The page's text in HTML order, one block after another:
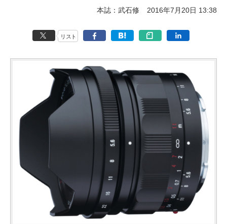
本誌：武石修 2016年7月20日 13:38
リスト